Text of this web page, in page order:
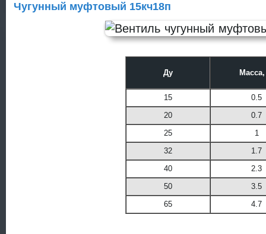
Чугунный муфтовый 15кч18п
Ду Масса,
15
0.5
20
0.7
25
1
32
1.7
40
2.3
50
3.5
65
4.7